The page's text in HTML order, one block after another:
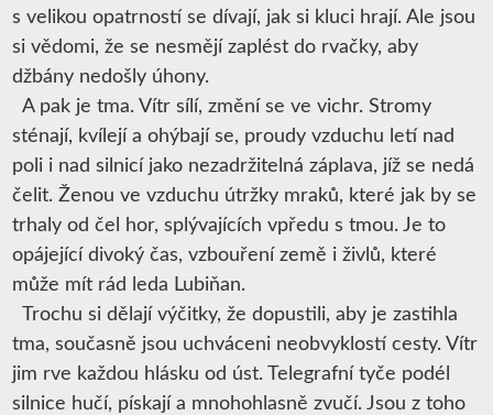
s velikou opatrností se dívají, jak si kluci hrají. Ale jsou
si vědomi, že se nesmějí zaplést do rvačky, aby
džbány nedošly úhony.
A pak je tma. Vítr sílí, změní se ve vichr. Stromy
sténají, kvílejí a ohýbají se, proudy vzduchu letí nad
poli i nad silnicí jako nezadržitelná záplava, jíž se nedá
čelit. Ženou ve vzduchu útržky mraků, které jak by se
trhaly od čel hor, splývajících vpředu s tmou. Je to
opájející divoký čas, vzbouření země i živlů, které
může mít rád leda Lubiňan.
Trochu si dělají výčitky, že dopustili, aby je zastihla
tma, současně jsou uchváceni neobvyklostí cesty. Vítr
jim rve každou hlásku od úst. Telegrafní tyče podél
silnice hučí, pískají a mnohohlasně zvučí. Jsou z toho